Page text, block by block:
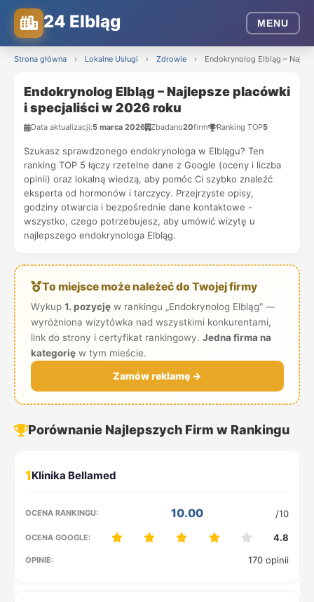
24 Elbląg MENU
Strona główna › Lokalne Usługi › Zdrowie › Endokrynolog Elbląg –
Endokrynolog Elbląg – Najlepsze placówki
i specjaliści w 2026 roku
Data aktualizacji:5 marca 2026 Zbadano20firm Ranking TOP5
Szukasz sprawdzonego endokrynologa w Elblągu? Ten
ranking TOP 5 łączy rzetelne dane z Google (oceny i liczba
opinii) oraz lokalną wiedzą, aby pomóc Ci szybko znaleźć
eksperta od hormonów i tarczycy. Przejrzyste opisy,
godziny otwarcia i bezpośrednie dane kontaktowe -
wszystko, czego potrzebujesz, aby umówić wizytę u
najlepszego endokrynologa Elbląg.
To miejsce może należeć do Twojej firmy
Wykup 1. pozycjęw rankingu „Endokrynolog Elbląg" —
wyróżniona wizytówka nad wszystkimi konkurentami,
link do strony i certyfikat rankingowy. Jedna firma na
kategorięw tym mieście.
Zamów reklamę →
Porównanie Najlepszych Firm w Rankingu
1
10.00 /10
4.8
170 opinii